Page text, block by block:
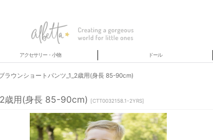
アクセサリー・小物 ドール
ラウンショートパンツ_1_2歳用(身長 85-90cm)
歳用(身長 85-90cm) [CTT0032158.1-2YRS]